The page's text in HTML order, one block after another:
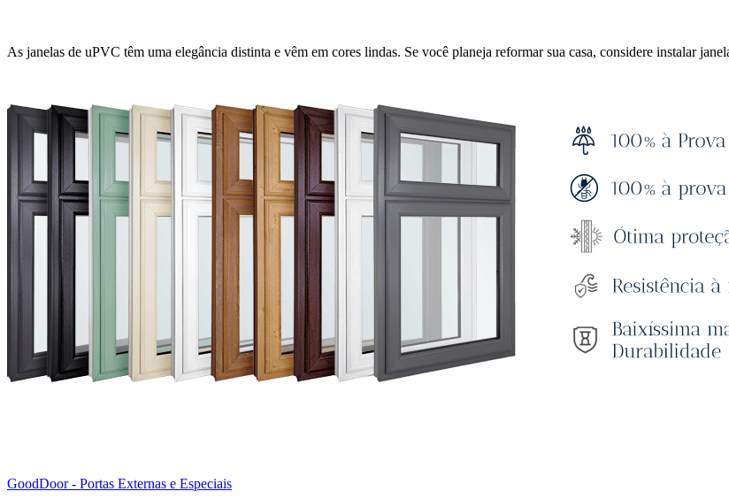
As janelas de uPVC têm uma elegância distinta e vêm em cores lindas. Se você planeja reformar sua casa, considere instalar
GoodDoor - Portas Externas e Especiais